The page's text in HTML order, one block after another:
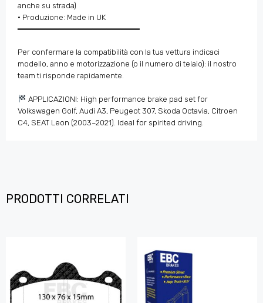
anche su strada)
• Produzione: Made in UK
━━━━━━━━━━━━━━━━━━━━━━━━━━
Per confermare la compatibilità con la tua vettura indicaci
modello, anno e motorizzazione (o il numero di telaio): il nostro
team ti risponde rapidamente.
APPLICAZIONI: High performance brake pad set for
Volkswagen Golf, Audi A3, Peugeot 307, Skoda Octavia, Citroen
C4, SEAT Leon (2003–2021). Ideal for spirited driving.
PRODOTTI CORRELATI